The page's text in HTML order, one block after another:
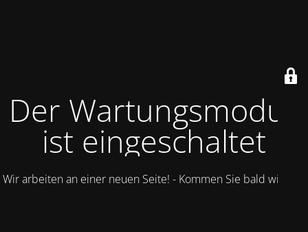
Der Wartungsmodus
ist eingeschaltet
Wir arbeiten an einer neuen Seite! - Kommen Sie bald wieder.